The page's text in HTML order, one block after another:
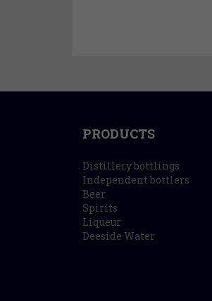
PRODUCTS
Distillery bottlings
Independent bottlers
Beer
Spirits
Liqueur
Deeside Water